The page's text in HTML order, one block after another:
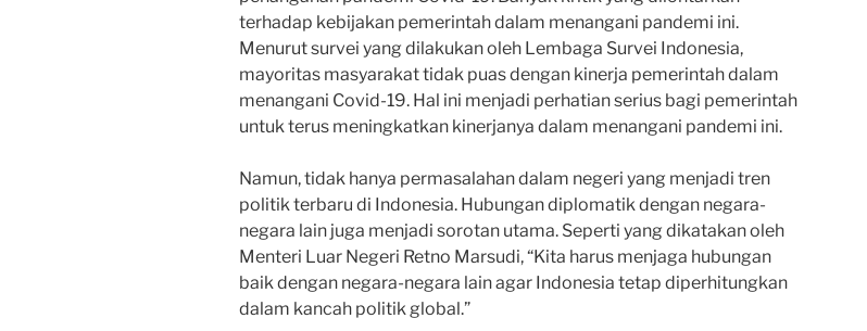
terhadap kebijakan pemerintah dalam menangani pandemi ini.
Menurut survei yang dilakukan oleh Lembaga Survei Indonesia,
mayoritas masyarakat tidak puas dengan kinerja pemerintah dalam
menangani Covid-19. Hal ini menjadi perhatian serius bagi pemerintah
untuk terus meningkatkan kinerjanya dalam menangani pandemi ini.
Namun, tidak hanya permasalahan dalam negeri yang menjadi tren
politik terbaru di Indonesia. Hubungan diplomatik dengan negara-
negara lain juga menjadi sorotan utama. Seperti yang dikatakan oleh
Menteri Luar Negeri Retno Marsudi, “Kita harus menjaga hubungan
baik dengan negara-negara lain agar Indonesia tetap diperhitungkan
dalam kancah politik global.”